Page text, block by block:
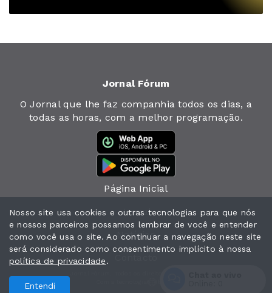
Jornal Fórum
O Jornal que lhe faz companhia todos os dias, a
todas as horas, com a melhor programação.
Página Inicial
Jornal
Notícias
Nosso site usa cookies e outras tecnologias para que nós
e nossos parceiros possamos lembrar de você e entender
como você usa o site. Ao continuar a navegação neste site
será considerado como consentimento implícito à nossa
política de privacidade.
Entendi